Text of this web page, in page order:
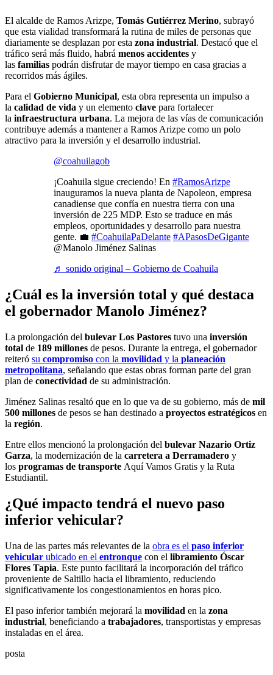
El alcalde de Ramos Arizpe, Tomás Gutiérrez Merino, subrayó
que esta vialidad transformará la rutina de miles de personas que
diariamente se desplazan por esta zona industrial. Destacó que el
tráfico será más fluido, habrá menos accidentes y
las familias podrán disfrutar de mayor tiempo en casa gracias a
recorridos más ágiles.
Para el Gobierno Municipal, esta obra representa un impulso a
la calidad de vida y un elemento clave para fortalecer
la infraestructura urbana. La mejora de las vías de comunicación
contribuye además a mantener a Ramos Arizpe como un polo
atractivo para la inversión y el desarrollo industrial.
@coahuilagob
¡Coahuila sigue creciendo! En #RamosArizpe
inauguramos la nueva planta de Napoleon, empresa
canadiense que confía en nuestra tierra con una
inversión de 225 MDP. Esto se traduce en más
empleos, oportunidades y desarrollo para nuestra
gente. 💼 #CoahuilaPaDelante #APasosDeGigante
@Manolo Jiménez Salinas
♬ sonido original – Gobierno de Coahuila
¿Cuál es la inversión total y qué destaca
el gobernador Manolo Jiménez?
La prolongación del bulevar Los Pastores tuvo una inversión
total de 189 millones de pesos. Durante la entrega, el gobernador
reiteró su compromiso con la movilidad y la planeación
metropolitana, señalando que estas obras forman parte del gran
plan de conectividad de su administración.
Jiménez Salinas resaltó que en lo que va de su gobierno, más de mil
500 millones de pesos se han destinado a proyectos estratégicos en
la región.
Entre ellos mencionó la prolongación del bulevar Nazario Ortiz
Garza, la modernización de la carretera a Derramadero y
los programas de transporte Aquí Vamos Gratis y la Ruta
Estudiantil.
¿Qué impacto tendrá el nuevo paso
inferior vehicular?
Una de las partes más relevantes de la obra es el paso inferior
vehicular ubicado en el entronque con el libramiento Óscar
Flores Tapia. Este punto facilitará la incorporación del tráfico
proveniente de Saltillo hacia el libramiento, reduciendo
significativamente los congestionamientos en horas pico.
El paso inferior también mejorará la movilidad en la zona
industrial, beneficiando a trabajadores, transportistas y empresas
instaladas en el área.
posta